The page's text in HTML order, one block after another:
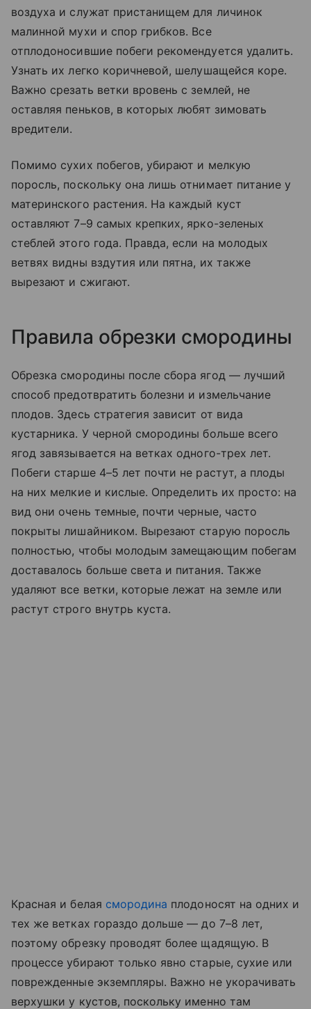
воздуха и служат пристанищем для личинок
малинной мухи и спор грибков. Все
отплодоносившие побеги рекомендуется удалить.
Узнать их легко коричневой, шелушащейся коре.
Важно срезать ветки вровень с землей, не
оставляя пеньков, в которых любят зимовать
вредители.
Помимо сухих побегов, убирают и мелкую
поросль, поскольку она лишь отнимает питание у
материнского растения. На каждый куст
оставляют 7–9 самых крепких, ярко-зеленых
стеблей этого года. Правда, если на молодых
ветвях видны вздутия или пятна, их также
вырезают и сжигают.
Правила обрезки смородины
Обрезка смородины после сбора ягод — лучший
способ предотвратить болезни и измельчание
плодов. Здесь стратегия зависит от вида
кустарника. У черной смородины больше всего
ягод завязывается на ветках одного-трех лет.
Побеги старше 4–5 лет почти не растут, а плоды
на них мелкие и кислые. Определить их просто: на
вид они очень темные, почти черные, часто
покрыты лишайником. Вырезают старую поросль
полностью, чтобы молодым замещающим побегам
доставалось больше света и питания. Также
удаляют все ветки, которые лежат на земле или
растут строго внутрь куста.
Красная и белая смородина плодоносят на одних и
тех же ветках гораздо дольше — до 7–8 лет,
поэтому обрезку проводят более щадящую. В
процессе убирают только явно старые, сухие или
поврежденные экземпляры. Важно не укорачивать
верхушки у кустов, поскольку именно там